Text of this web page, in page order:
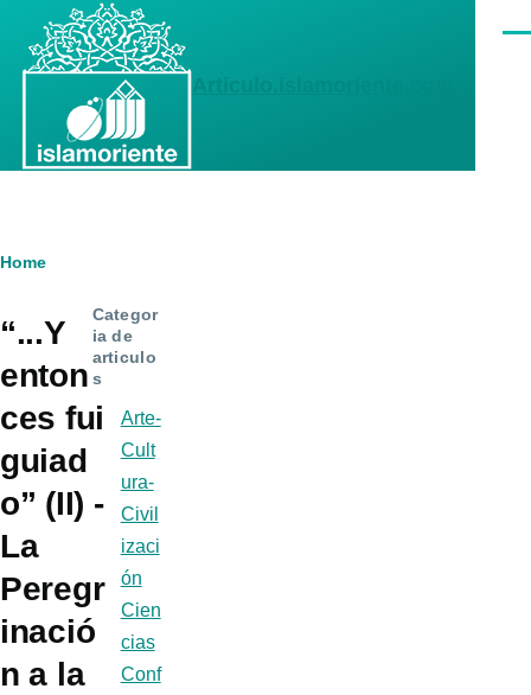
Skip to main content
Breadcrumb
Home
“...Y
enton
ces fui
guiad
o” (II) -
La
Peregr
inació
n a la
Categor
ia de
articulo
s
Arte-
Cult
ura-
Civil
izaci
ón
Cien
cias
Conf